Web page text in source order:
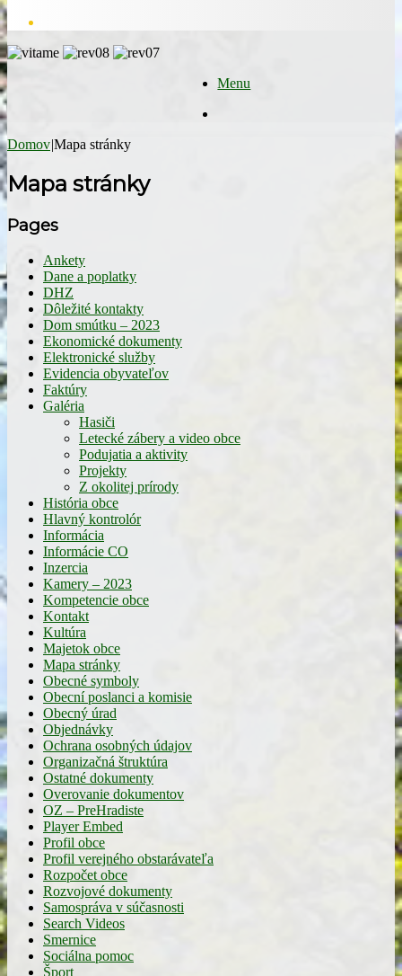
Menu
Domov|Mapa stránky
Mapa stránky
Pages
Ankety
Dane a poplatky
DHZ
Dôležité kontakty
Dom smútku – 2023
Ekonomické dokumenty
Elektronické služby
Evidencia obyvateľov
Faktúry
Galéria
Hasiči
Letecké zábery a video obce
Podujatia a aktivity
Projekty
Z okolitej prírody
História obce
Hlavný kontrolór
Informácia
Informácie CO
Inzercia
Kamery – 2023
Kompetencie obce
Kontakt
Kultúra
Majetok obce
Mapa stránky
Obecné symboly
Obecní poslanci a komisie
Obecný úrad
Objednávky
Ochrana osobných údajov
Organizačná štruktúra
Ostatné dokumenty
Overovanie dokumentov
OZ – PreHradiste
Player Embed
Profil obce
Profil verejného obstarávateľa
Rozpočet obce
Rozvojové dokumenty
Samospráva v súčasnosti
Search Videos
Smernice
Sociálna pomoc
Šport